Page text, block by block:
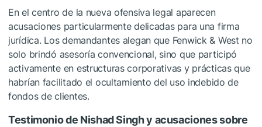
En el centro de la nueva ofensiva legal aparecen
acusaciones particularmente delicadas para una firma
jurídica. Los demandantes alegan que Fenwick & West no
solo brindó asesoría convencional, sino que participó
activamente en estructuras corporativas y prácticas que
habrían facilitado el ocultamiento del uso indebido de
fondos de clientes.
Testimonio de Nishad Singh y acusaciones sobre